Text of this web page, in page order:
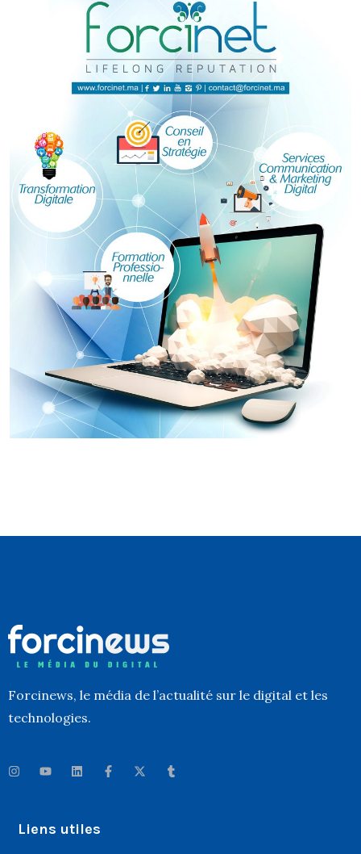
Forcinews, le média de l’actualité sur le digital et les
technologies.
Liens utiles